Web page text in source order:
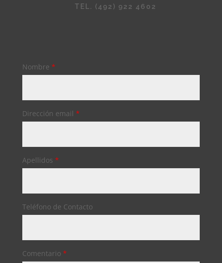
TEL. (492) 922 4602
Nombre *
Dirección email *
Apellidos *
Teléfono de Contacto
Comentario *